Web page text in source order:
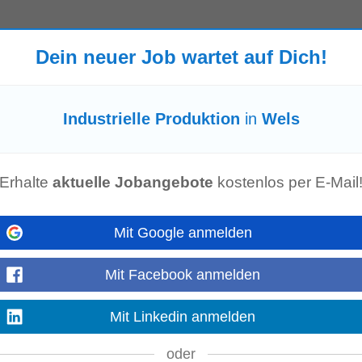
Werkstatt. Bei ewe Küchen gestalten wir nicht nur hochwertige Küchen -
vereinen...
• Definition, Implementierung...
Testing, Industrialisierung und
Was uns überzeugt: • Abgeschlossene...
Mehr anzeigen
Dein neuer Job wartet auf Dich!
Industrielle Produktion in Wels
Erhalte aktuelle Jobangebote kostenlos per E-Mail!
Mit Google anmelden
Mit Facebook anmelden
Mit Linkedin anmelden
oder